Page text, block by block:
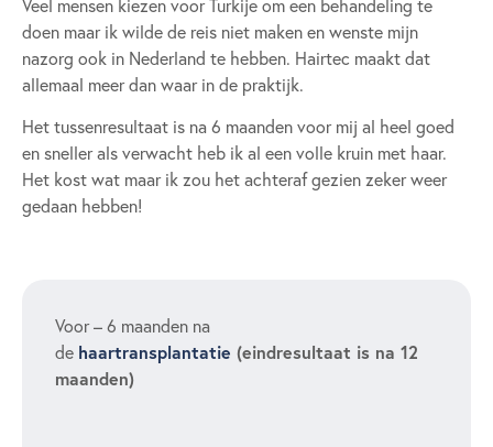
Veel mensen kiezen voor Turkije om een behandeling te
doen maar ik wilde de reis niet maken en wenste mijn
nazorg ook in Nederland te hebben. Hairtec maakt dat
allemaal meer dan waar in de praktijk.
Het tussenresultaat is na 6 maanden voor mij al heel goed
en sneller als verwacht heb ik al een volle kruin met haar.
Het kost wat maar ik zou het achteraf gezien zeker weer
gedaan hebben!
Voor – 6 maanden na
de haartransplantatie (eindresultaat is na 12
maanden)